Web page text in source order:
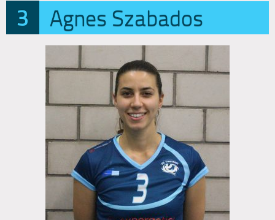
3 Agnes Szabados